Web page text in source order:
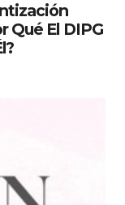
Qué El DIPG